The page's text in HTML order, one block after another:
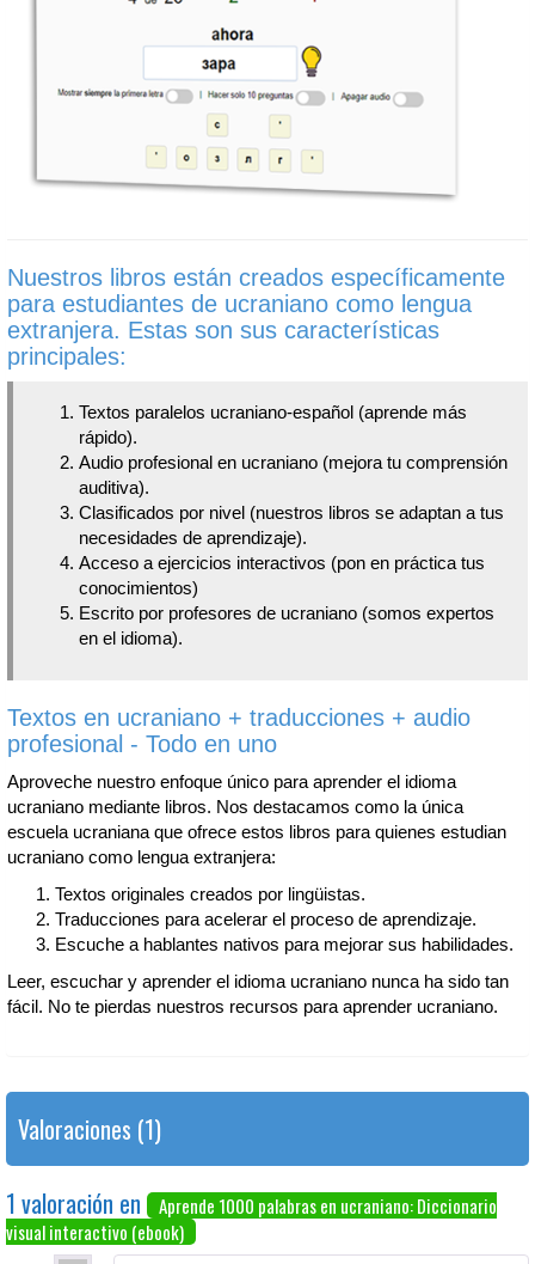
Nuestros libros están creados específicamente
para estudiantes de ucraniano como lengua
extranjera. Estas son sus características
principales:
Textos paralelos ucraniano-español (aprende más
rápido).
Audio profesional en ucraniano (mejora tu comprensión
auditiva).
Clasificados por nivel (nuestros libros se adaptan a tus
necesidades de aprendizaje).
Acceso a ejercicios interactivos (pon en práctica tus
conocimientos)
Escrito por profesores de ucraniano (somos expertos
en el idioma).
Textos en ucraniano + traducciones + audio
profesional - Todo en uno
Aproveche nuestro enfoque único para aprender el idioma
ucraniano mediante libros. Nos destacamos como la única
escuela ucraniana que ofrece estos libros para quienes estudian
ucraniano como lengua extranjera:
Textos originales creados por lingüistas.
Traducciones para acelerar el proceso de aprendizaje.
Escuche a hablantes nativos para mejorar sus habilidades.
Leer, escuchar y aprender el idioma ucraniano nunca ha sido tan
fácil. No te pierdas nuestros recursos para aprender ucraniano.
Valoraciones (1)
1 valoración en
Aprende 1000 palabras en ucraniano: Diccionario
visual interactivo (ebook)